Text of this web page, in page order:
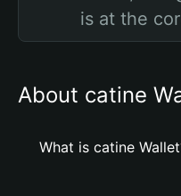
is at the
About catine
What is catine